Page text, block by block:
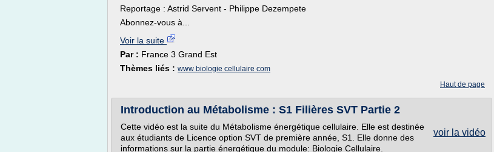
Reportage : Astrid Servent - Philippe Dezempete
Abonnez-vous à...
Voir la suite
Par : France 3 Grand Est
Thèmes liés : www biologie cellulaire com
Haut de page
Introduction au Métabolisme : S1 Filières SVT Partie 2
voir la vidéo
Cette vidéo est la suite du Métabolisme énergétique cellulaire. Elle est destinée
aux étudiants de Licence option SVT de première année, S1. Elle donne des
informations sur la partie énergétique du module: Biologie Cellulaire.